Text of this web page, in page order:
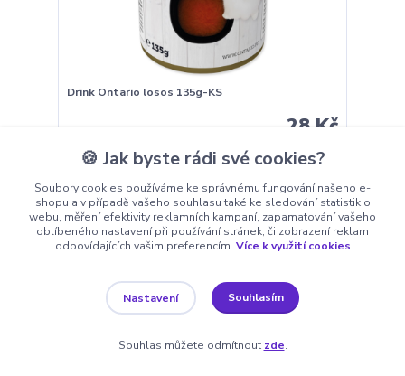
Drink Ontario losos 135g-KS
28 Kč
Přidat do košíku
Novinka
🍪 Jak byste rádi své cookies?
Soubory cookies používáme ke správnému fungování našeho e-
shopu a v případě vašeho souhlasu také ke sledování statistik o
webu, měření efektivity reklamních kampaní, zapamatování vašeho
oblíbeného nastavení při používání stránek, či zobrazení reklam
odpovídajících vašim preferencím. Více k využití cookies
Nastavení Souhlasím
Souhlas můžete odmítnout zde.